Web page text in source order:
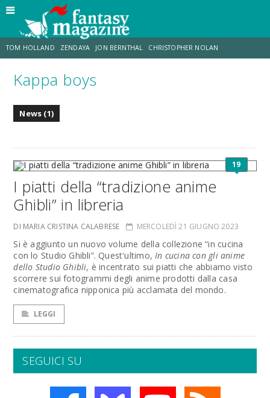
TOM HOLLAND ZENDAYA JON BERNTHAL CHRISTOPHER NOLAN
STRANIMONDI LUCCA COMICS & GAMES
Kappa boys
News (1)
19
I piatti della “tradizione anime
Ghibli” in libreria
DI MARIA CRISTINA CALABRESE MERCOLEDÌ 21 GIUGNO 2023
Si è aggiunto un nuovo volume della collezione “in cucina
con lo Studio Ghibli”. Quest'ultimo,In cucina con gli anime
dello Studio Ghibli, è incentrato sui piatti che abbiamo visto
scorrere sui fotogrammi degli anime prodotti dalla casa
cinematografica nipponica più acclamata del mondo.
LEGGI
SEGUICI SU